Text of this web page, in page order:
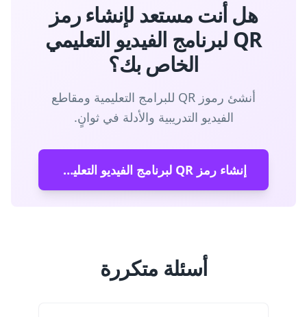
هل أنت مستعد لإنشاء رمز
QR لبرنامج الفيديو التعليمي
الخاص بك؟
أنشئ رموز QR للبرامج التعليمية ومقاطع
الفيديو التدريبية والأدلة في ثوانٍ.
إنشاء رمز QR لبرنامج الفيديو التعليمي
أسئلة متكررة